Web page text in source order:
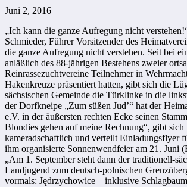
Juni 2, 2016
„Ich kann die ganze Aufregung nicht
Schmieder, FührerVorsitzender des
die ganze Aufregung nicht verstehen. Seit bei
anläßlich des 88-jährigen Bestehens zweier
Reinrassezuchtvereine Teilnehmer in
Hakenkreuze präsentiert hatten, gibt sich die
sächsischen Gemeinde die Türklinke in die
der Dorfkneipe „Zum süßen Jud’“ hat der
e.V. in der äußersten rechten Ecke seinen
Blondies gehen auf meine Rechnung“, gibt sich
kameradschaftlich und verteilt Einladungsflyer
ihm organisierte Sonnenwendfeier am 21. Juni
„Am 1. September steht dann der traditionell-
Landjugend zum deutsch-polnischen
vormals: Jędrzychowice – inklusive